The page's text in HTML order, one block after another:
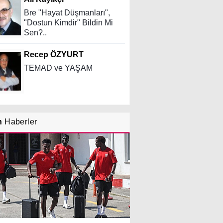
Bre "Hayat Düşmanları",
"Dostun Kimdir" Bildin Mi
Sen?..
Recep ÖZYURT
TEMAD ve YAŞAM
SALAH VE SAMSUNSPOR
Nedim Saral
Başkanın Ayak Sesleri!...
İsmet AKTAŞ
Haberler